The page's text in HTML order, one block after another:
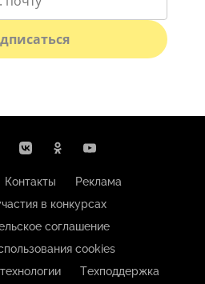
Контакты
Реклама
в конкурсах
соглашение
cookies
Техподдержка